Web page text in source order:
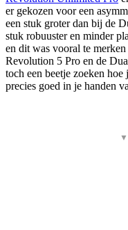
er gekozen voor een
een stuk groter dan bij de
stuk robuuster en minder
en dit was vooral te
Revolution 5 Pro en de
toch een beetje zoeken
precies goed in je handen
▼